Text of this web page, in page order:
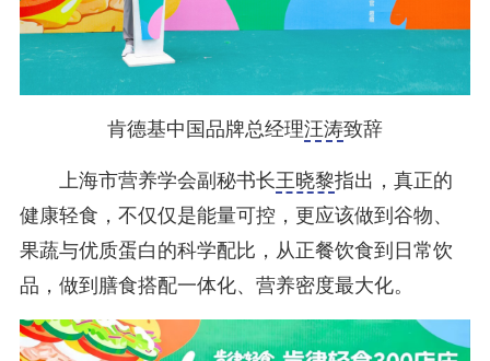
肯德基中国品牌总经理汪涛致辞
上海市营养学会副秘书长王晓黎指出，真正的
健康轻食，不仅仅是能量可控，更应该做到谷物、
果蔬与优质蛋白的科学配比，从正餐饮食到日常饮
品，做到膳食搭配一体化、营养密度最大化。